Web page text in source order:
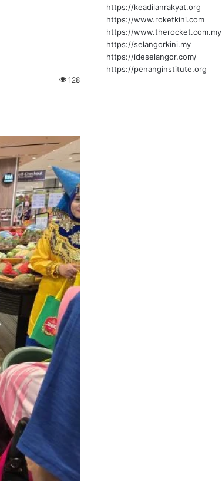
128
https://keadilanrakyat.org
https://www.roketkini.com
https://www.therocket.com.my
https://selangorkini.my
https://ideselangor.com/
https://penanginstitute.org